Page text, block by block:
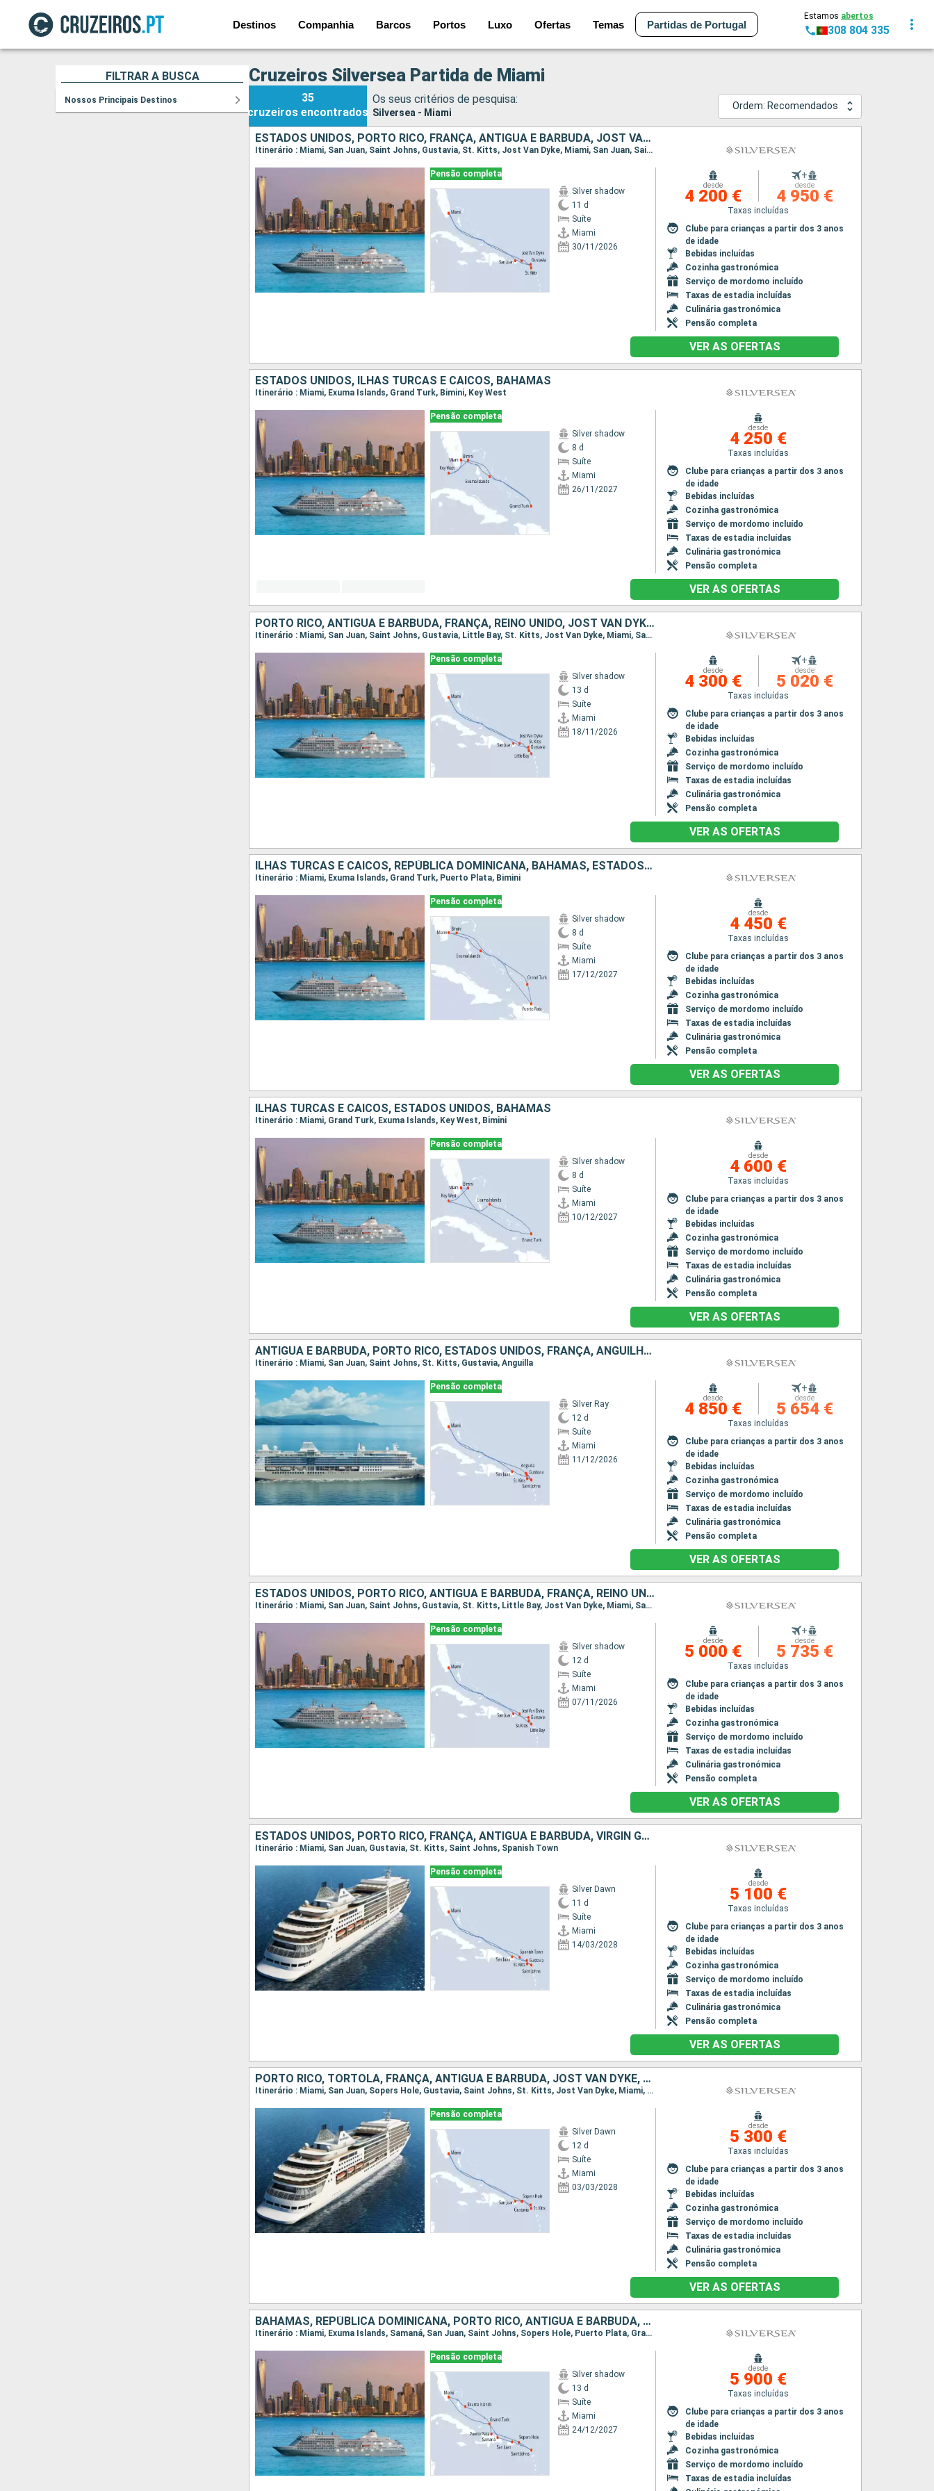
Destinos Companhia Barcos Portos Luxo Ofertas Temas Partidas de Portugal
Estamos abertos
308 804 335
FILTRAR A BUSCA
Nossos Principais Destinos
Cruzeiros Silversea Partida de Miami
35
cruzeiros encontrados
Os seus critérios de pesquisa:
Silversea - Miami
Ordem: Recomendados
ESTADOS UNIDOS, PORTO RICO, FRANÇA, ANTÍGUA E BARBUDA, JOST VAN DYKE
Itinerário : Miami, San Juan, Saint Johns, Gustavia, St. Kitts, Jost Van Dyke, Miami, San Juan, Saint Johns, Gustavia, St. Kitts, Jost Van Dyke, Miami
Pensão completa
Silver shadow
11 d
Suíte
Miami
30/11/2026
desde
4 200 €
+
desde
4 950 €
Taxas incluídas
Clube para crianças a partir dos 3 anos
de idade
Bebidas incluídas
Cozinha gastronómica
Serviço de mordomo incluído
Taxas de estadia incluídas
Culinária gastronómica
Pensão completa
VER AS OFERTAS
ESTADOS UNIDOS, ILHAS TURCAS E CAICOS, BAHAMAS
Itinerário : Miami, Exuma Islands, Grand Turk, Bimini, Key West
Pensão completa
Silver shadow
8 d
Suíte
Miami
26/11/2027
desde
4 250 €
Taxas incluídas
Clube para crianças a partir dos 3 anos
de idade
Bebidas incluídas
Cozinha gastronómica
Serviço de mordomo incluído
Taxas de estadia incluídas
Culinária gastronómica
Pensão completa
VER AS OFERTAS
PORTO RICO, ANTÍGUA E BARBUDA, FRANÇA, REINO UNIDO, JOST VAN DYKE, ESTADOS UNIDOS
Itinerário : Miami, San Juan, Saint Johns, Gustavia, Little Bay, St. Kitts, Jost Van Dyke, Miami, San Juan, Saint Johns, Gustavia, Saint Johns, Little Bay, St. Kitts, Jost Van Dyke, Miami
Pensão completa
Silver shadow
13 d
Suíte
Miami
18/11/2026
desde
4 300 €
+
desde
5 020 €
Taxas incluídas
Clube para crianças a partir dos 3 anos
de idade
Bebidas incluídas
Cozinha gastronómica
Serviço de mordomo incluído
Taxas de estadia incluídas
Culinária gastronómica
Pensão completa
VER AS OFERTAS
ILHAS TURCAS E CAICOS, REPÚBLICA DOMINICANA, BAHAMAS, ESTADOS UNIDOS
Itinerário : Miami, Exuma Islands, Grand Turk, Puerto Plata, Bimini
Pensão completa
Silver shadow
8 d
Suíte
Miami
17/12/2027
desde
4 450 €
Taxas incluídas
Clube para crianças a partir dos 3 anos
de idade
Bebidas incluídas
Cozinha gastronómica
Serviço de mordomo incluído
Taxas de estadia incluídas
Culinária gastronómica
Pensão completa
VER AS OFERTAS
ILHAS TURCAS E CAICOS, ESTADOS UNIDOS, BAHAMAS
Itinerário : Miami, Grand Turk, Exuma Islands, Key West, Bimini
Pensão completa
Silver shadow
8 d
Suíte
Miami
10/12/2027
desde
4 600 €
Taxas incluídas
Clube para crianças a partir dos 3 anos
de idade
Bebidas incluídas
Cozinha gastronómica
Serviço de mordomo incluído
Taxas de estadia incluídas
Culinária gastronómica
Pensão completa
VER AS OFERTAS
ANTÍGUA E BARBUDA, PORTO RICO, ESTADOS UNIDOS, FRANÇA, ANGUILHAS
Itinerário : Miami, San Juan, Saint Johns, St. Kitts, Gustavia, Anguilla
Pensão completa
Silver Ray
12 d
Suíte
Miami
11/12/2026
desde
4 850 €
+
desde
5 654 €
Taxas incluídas
Clube para crianças a partir dos 3 anos
de idade
Bebidas incluídas
Cozinha gastronómica
Serviço de mordomo incluído
Taxas de estadia incluídas
Culinária gastronómica
Pensão completa
VER AS OFERTAS
ESTADOS UNIDOS, PORTO RICO, ANTÍGUA E BARBUDA, FRANÇA, REINO UNIDO, JOST VAN DYKE
Itinerário : Miami, San Juan, Saint Johns, Gustavia, St. Kitts, Little Bay, Jost Van Dyke, Miami, San Juan, Saint Johns, Gustavia, St. Kitts, Little Bay, Jost Van Dyke, Miami
Pensão completa
Silver shadow
12 d
Suíte
Miami
07/11/2026
desde
5 000 €
+
desde
5 735 €
Taxas incluídas
Clube para crianças a partir dos 3 anos
de idade
Bebidas incluídas
Cozinha gastronómica
Serviço de mordomo incluído
Taxas de estadia incluídas
Culinária gastronómica
Pensão completa
VER AS OFERTAS
ESTADOS UNIDOS, PORTO RICO, FRANÇA, ANTÍGUA E BARBUDA, VIRGIN GORDA
Itinerário : Miami, San Juan, Gustavia, St. Kitts, Saint Johns, Spanish Town
Pensão completa
Silver Dawn
11 d
Suíte
Miami
14/03/2028
desde
5 100 €
Taxas incluídas
Clube para crianças a partir dos 3 anos
de idade
Bebidas incluídas
Cozinha gastronómica
Serviço de mordomo incluído
Taxas de estadia incluídas
Culinária gastronómica
Pensão completa
VER AS OFERTAS
PORTO RICO, TORTOLA, FRANÇA, ANTÍGUA E BARBUDA, JOST VAN DYKE, ESTADOS UNIDOS
Itinerário : Miami, San Juan, Sopers Hole, Gustavia, Saint Johns, St. Kitts, Jost Van Dyke, Miami, San Juan, Sopers Hole, Gustavia, Saint Johns, St. Kitts, Jost Van Dyke, Miami
Pensão completa
Silver Dawn
12 d
Suíte
Miami
03/03/2028
desde
5 300 €
Taxas incluídas
Clube para crianças a partir dos 3 anos
de idade
Bebidas incluídas
Cozinha gastronómica
Serviço de mordomo incluído
Taxas de estadia incluídas
Culinária gastronómica
Pensão completa
VER AS OFERTAS
BAHAMAS, REPÚBLICA DOMINICANA, PORTO RICO, ANTÍGUA E BARBUDA, TORTOLA, ILHAS TURCAS E CAICOS, ESTADOS UNIDOS
Itinerário : Miami, Exuma Islands, Samaná, San Juan, Saint Johns, Sopers Hole, Puerto Plata, Grand Turk
Pensão completa
Silver shadow
13 d
Suíte
Miami
24/12/2027
desde
5 900 €
Taxas incluídas
Clube para crianças a partir dos 3 anos
de idade
Bebidas incluídas
Cozinha gastronómica
Serviço de mordomo incluído
Taxas de estadia incluídas